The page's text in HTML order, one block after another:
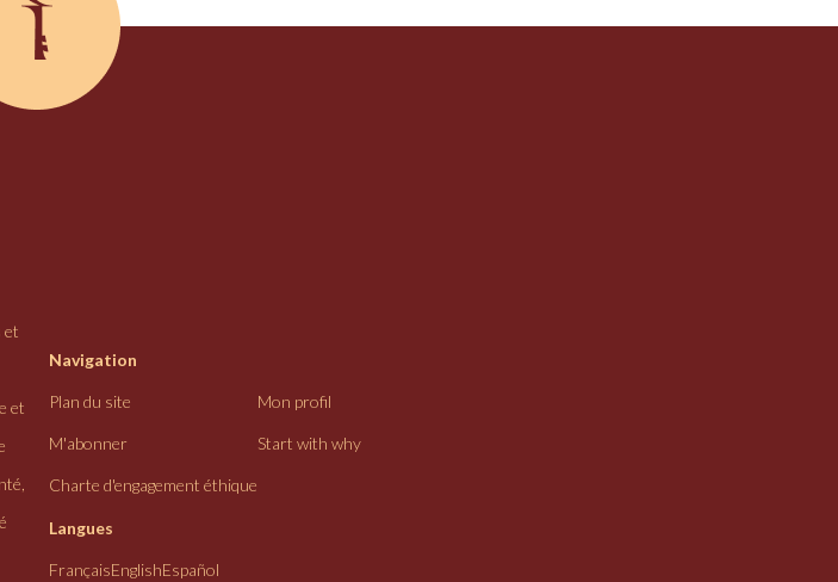
et
et
Navigation
Plan du site Mon profil
M'abonner Start with why
Charte d'engagement éthique
Langues
FrançaisEnglishEspañol